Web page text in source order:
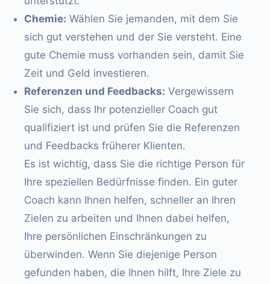
Chemie: Wählen Sie jemanden, mit dem Sie
sich gut verstehen und der Sie versteht. Eine
gute Chemie muss vorhanden sein, damit Sie
Zeit und Geld investieren.
Referenzen und Feedbacks: Vergewissern
Sie sich, dass Ihr potenzieller Coach gut
qualifiziert ist und prüfen Sie die Referenzen
und Feedbacks früherer Klienten.
Es ist wichtig, dass Sie die richtige Person für
Ihre speziellen Bedürfnisse finden. Ein guter
Coach kann Ihnen helfen, schneller an Ihren
Zielen zu arbeiten und Ihnen dabei helfen,
Ihre persönlichen Einschränkungen zu
überwinden. Wenn Sie diejenige Person
gefunden haben, die Ihnen hilft, Ihre Ziele zu